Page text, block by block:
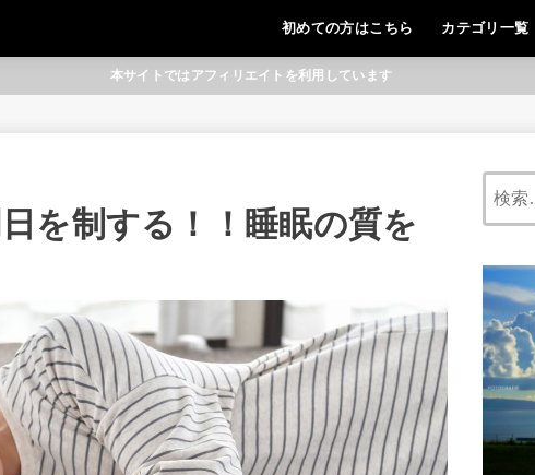
初めての方はこちら カテゴリ一覧
本サイトではアフィリエイトを利用しています
を制する！！睡眠の質を